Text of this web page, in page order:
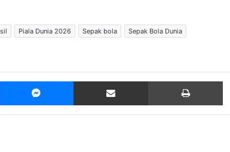
Piala Dunia 2026 Sepak bola
Sepak Bola Dunia
Messenger Share via Email